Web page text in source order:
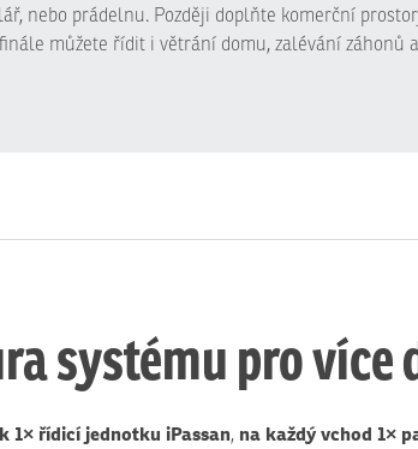
nebo prádelnu. Později doplňte komerční
můžete řídit i větrání domu, zalévání záhonů a
systému pro více
1× řídicí jednotku iPassan, na každý vchod 1×